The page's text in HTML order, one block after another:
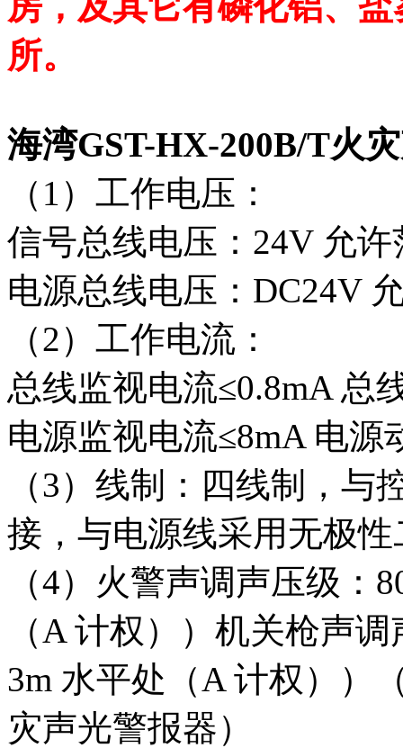
所。
海湾GST-HX-200B/T火
（1）工作电压：
信号总线电压：24V 允
电源总线电压：DC24V
（2）工作电流：
总线监视电流≤0.8mA 总
电源监视电流≤8mA 电源
（3）线制：四线制，
接，与电源线采用无极
（4）火警声调声压级：
（A 计权））机关枪声
3m 水平处（A 计权））
灾声光警报器）